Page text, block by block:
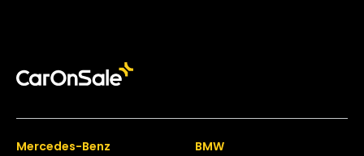
Mercedes-Benz
BMW